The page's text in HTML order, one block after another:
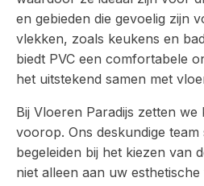
en gebieden die gevoelig zijn
vlekken, zoals keukens en
biedt PVC een comfortabele
het uitstekend samen met
Bij Vloeren Paradijs zetten we
voorop. Ons deskundige
begeleiden bij het kiezen van
niet alleen aan uw